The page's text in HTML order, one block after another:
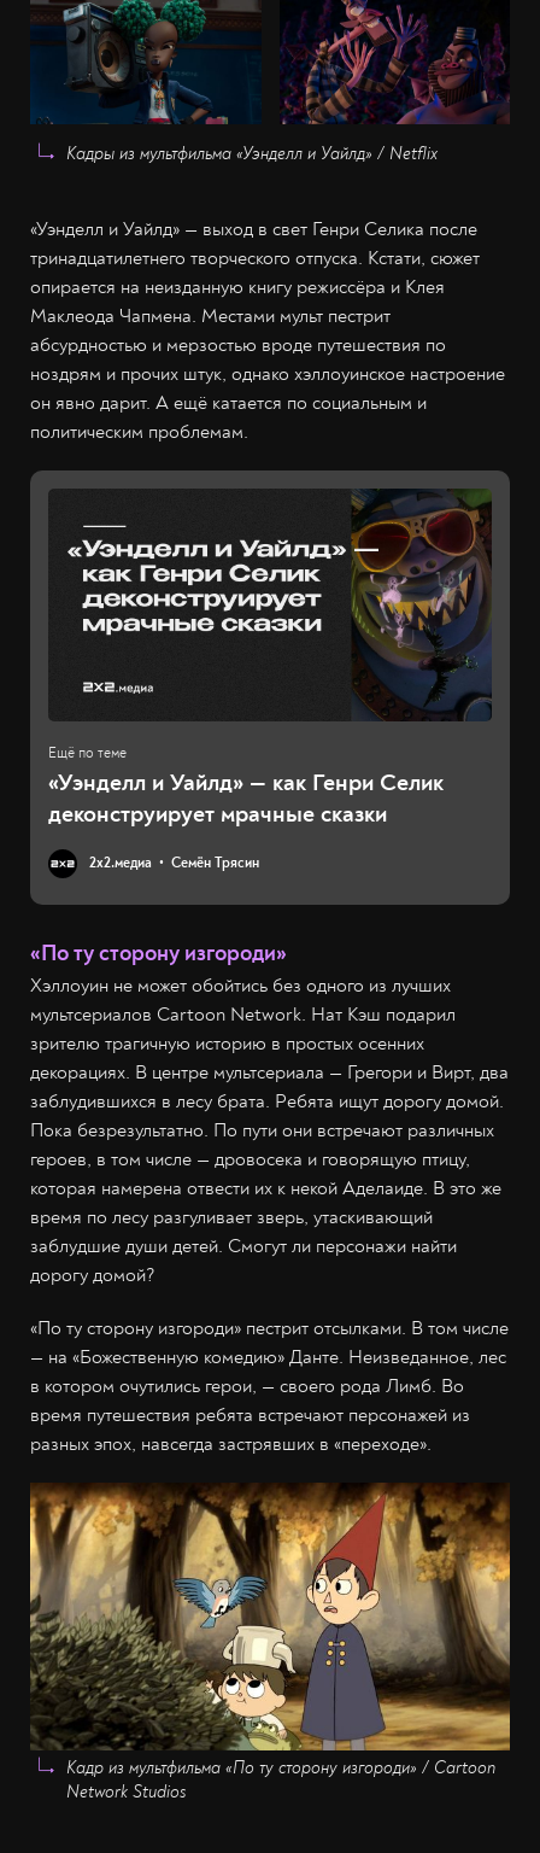
Кадры из мультфильма «Уэнделл и Уайлд» / Netflix
«Уэнделл и Уайлд» — выход в свет Генри Селика после
тринадцатилетнего творческого отпуска. Кстати, сюжет
опирается на неизданную книгу режиссёра и Клея
Маклеода Чапмена. Местами мульт пестрит
абсурдностью и мерзостью вроде путешествия по
ноздрям и прочих штук, однако хэллоуинское настроение
он явно дарит. А ещё катается по социальным и
политическим проблемам.
«Уэнделл и Уайлд» — как Генри Селик
деконструирует мрачные сказки
2х2.медиа Семён Трясин
«По ту сторону изгороди»
Хэллоуин не может обойтись без одного из лучших
мультсериалов Cartoon Network. Нат Кэш подарил
зрителю трагичную историю в простых осенних
декорациях. В центре мультсериала — Грегори и Вирт, два
заблудившихся в лесу брата. Ребята ищут дорогу домой.
Пока безрезультатно. По пути они встречают различных
героев, в том числе — дровосека и говорящую птицу,
которая намерена отвести их к некой Аделаиде. В это же
время по лесу разгуливает зверь, утаскивающий
заблудшие души детей. Смогут ли персонажи найти
дорогу домой?
«По ту сторону изгороди» пестрит отсылками. В том числе
— на «Божественную комедию» Данте. Неизведанное, лес
в котором очутились герои, — своего рода Лимб. Во
время путешествия ребята встречают персонажей из
разных эпох, навсегда застрявших в «переходе».
Кадр из мультфильма «По ту сторону изгороди» / Cartoon
Network Studios